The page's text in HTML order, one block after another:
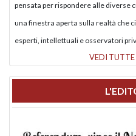
pensata per rispondere alle diverse
una finestra aperta sulla realtà che
esperti, intellettuali e osservatori
VEDI TUTTE